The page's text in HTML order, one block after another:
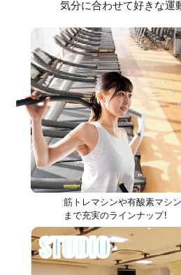
気分に合わせて好きな運
筋トレマシンや有酸素マシン
まで充実のラインナップ！
STUDIO